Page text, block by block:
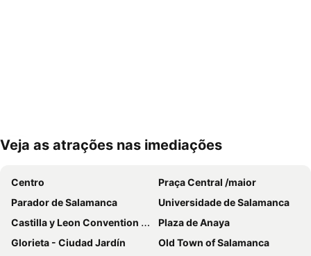
Ampliar mapa
Veja as atrações nas imediações
Centro
Praça Central /maior
Parador de Salamanca
Universidade de Salamanca
Castilla y Leon Convention Center
Plaza de Anaya
Glorieta - Ciudad Jardín
Old Town of Salamanca